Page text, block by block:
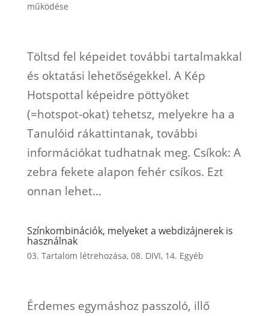
működése
Töltsd fel képeidet további tartalmakkal
és oktatási lehetőségekkel. A Kép
Hotspottal képeidre pöttyöket
(=hotspot-okat) tehetsz, melyekre ha a
Tanulóid rákattintanak, további
információkat tudhatnak meg. Csíkok: A
zebra fekete alapon fehér csíkos. Ezt
onnan lehet...
Színkombinációk, melyeket a webdizájnerek is
használnak
03. Tartalom létrehozása, 08. DIVI, 14. Egyéb
Érdemes egymáshoz passzoló, illő